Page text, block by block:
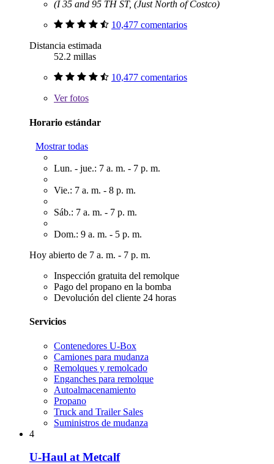
(I 35 and 95 TH ST, (Just North of Costco)
10,477 comentarios
Distancia estimada
52.2 millas
10,477 comentarios
Verfotos
Horario estándar
Mostrar todas
Lun. - jue.: 7 a. m. - 7 p. m.
Vie.: 7 a. m. - 8 p. m.
Sáb.: 7 a. m. - 7 p. m.
Dom.: 9 a. m. - 5 p. m.
Hoy abierto de 7 a. m. - 7 p. m.
Inspección gratuita del remolque
Pago del propano en la bomba
Devolución del cliente 24 horas
Servicios
Contenedores U-Box
Camiones para mudanza
Remolques y remolcado
Enganches para remolque
Autoalmacenamiento
Propano
Truck and Trailer Sales
Suministros de mudanza
4
U-Haul at Metcalf